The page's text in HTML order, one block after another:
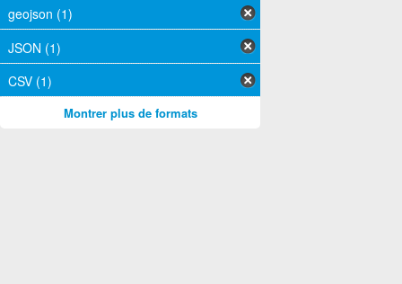
geojson (1)
JSON (1)
CSV (1)
Montrer plus de formats